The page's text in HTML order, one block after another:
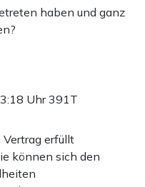
haben und ganz
Uhr391T
erfüllt
können sich den